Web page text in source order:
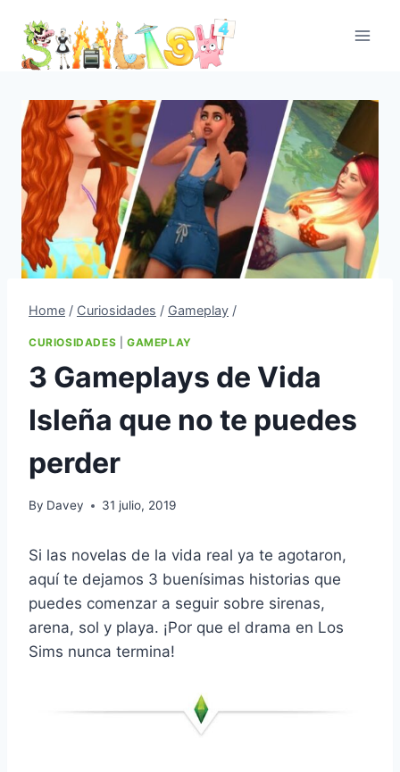
content
Home / Curiosidades / Gameplay /
CURIOSIDADES GAMEPLAY
3 Gameplays de Vida
Isleña que no te puedes
perder
By Davey 31 julio, 2019
Si las novelas de la vida real ya te agotaron,
aquí te dejamos 3 buenísimas historias que
puedes comenzar a seguir sobre sirenas,
arena, sol y playa. ¡Por que el drama en Los
Sims nunca termina!